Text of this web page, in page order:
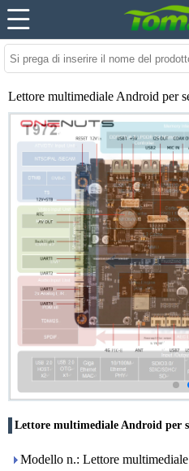
Lettore multimediale Android per
Lettore multimediale Android per
Modello n.: Lettore